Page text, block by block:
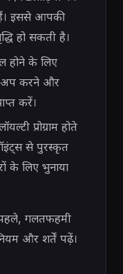
इससे आपकी
हो सकती है।
होने के लिए
अप करने और
करें।
प्रोग्राम होते
से पुरस्कृत
के लिए भुनाया
गलतफहमी
और शर्तें पढ़ें।